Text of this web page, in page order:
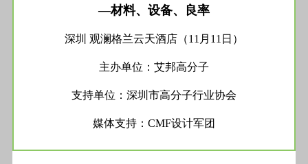
—材料、设备、良率
深圳 观澜格兰云天酒店（11月11日）
主办单位：艾邦高分子
支持单位：深圳市高分子行业协会
媒体支持：CMF设计军团